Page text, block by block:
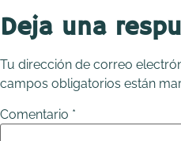
Deja una
Tu dirección de correo
campos obligatorios están
Comentario *